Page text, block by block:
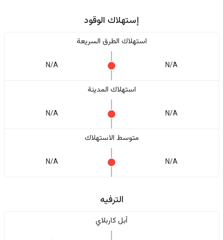
إستهلاك الوقود
استهلاك الطرق السريعة
N/A
N/A
استهلاك المدينة
N/A
N/A
متوسط الاستهلاك
N/A
N/A
الترفيه
أبل كاربلاي